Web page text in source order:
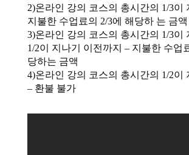
2)온라인 강의 코스의 총시간의 1/3이
지불한 수업료의 2/3에 해당하 는 금액
3)온라인 강의 코스의 총시간의 1/3이
1/2이 지나기 이전까지 – 지불한 수업
당하는 금액
4)온라인 강의 코스의 총시간의 1/2이
– 환불 불가